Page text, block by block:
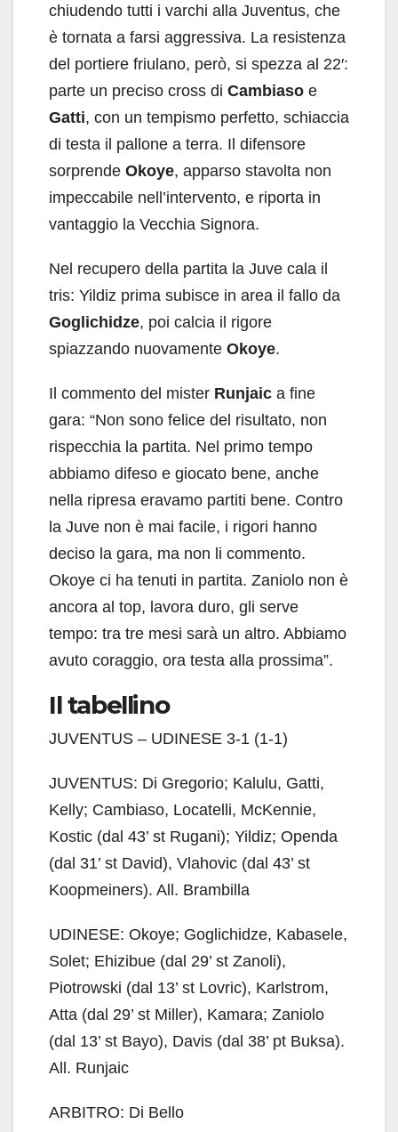
chiudendo tutti i varchi alla Juventus, che
è tornata a farsi aggressiva. La resistenza
del portiere friulano, però, si spezza al 22′:
parte un preciso cross di Cambiaso e
Gatti, con un tempismo perfetto, schiaccia
di testa il pallone a terra. Il difensore
sorprende Okoye, apparso stavolta non
impeccabile nell’intervento, e riporta in
vantaggio la Vecchia Signora.
Nel recupero della partita la Juve cala il
tris: Yildiz prima subisce in area il fallo da
Goglichidze, poi calcia il rigore
spiazzando nuovamente Okoye.
Il commento del mister Runjaic a fine
gara: “Non sono felice del risultato, non
rispecchia la partita. Nel primo tempo
abbiamo difeso e giocato bene, anche
nella ripresa eravamo partiti bene. Contro
la Juve non è mai facile, i rigori hanno
deciso la gara, ma non li commento.
Okoye ci ha tenuti in partita. Zaniolo non è
ancora al top, lavora duro, gli serve
tempo: tra tre mesi sarà un altro. Abbiamo
avuto coraggio, ora testa alla prossima”.
Il tabellino
JUVENTUS – UDINESE 3-1 (1-1)
JUVENTUS: Di Gregorio; Kalulu, Gatti,
Kelly; Cambiaso, Locatelli, McKennie,
Kostic (dal 43’ st Rugani); Yildiz; Openda
(dal 31’ st David), Vlahovic (dal 43’ st
Koopmeiners). All. Brambilla
UDINESE: Okoye; Goglichidze, Kabasele,
Solet; Ehizibue (dal 29’ st Zanoli),
Piotrowski (dal 13’ st Lovric), Karlstrom,
Atta (dal 29’ st Miller), Kamara; Zaniolo
(dal 13’ st Bayo), Davis (dal 38’ pt Buksa).
All. Runjaic
ARBITRO: Di Bello